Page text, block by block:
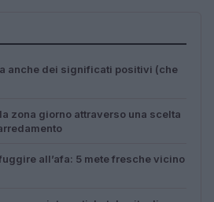
anche dei significati positivi (che
zona giorno attraverso una scelta
all’afa: 5 mete fresche vicino